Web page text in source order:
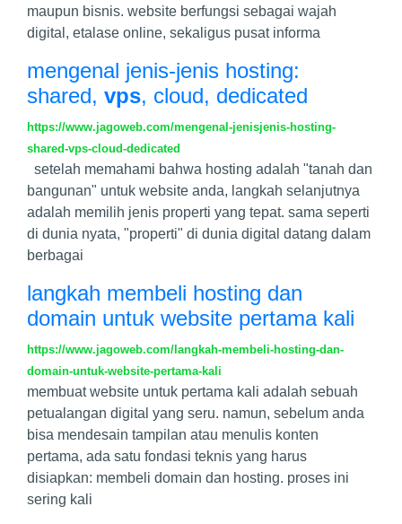
maupun bisnis. website berfungsi sebagai wajah
digital, etalase online, sekaligus pusat informa
mengenal jenis-jenis hosting:
shared, vps, cloud, dedicated
https://www.jagoweb.com/mengenal-jenisjenis-hosting-
shared-vps-cloud-dedicated
setelah memahami bahwa hosting adalah "tanah dan
bangunan" untuk website anda, langkah selanjutnya
adalah memilih jenis properti yang tepat. sama seperti
di dunia nyata, "properti" di dunia digital datang dalam
berbagai
langkah membeli hosting dan
domain untuk website pertama kali
https://www.jagoweb.com/langkah-membeli-hosting-dan-
domain-untuk-website-pertama-kali
membuat website untuk pertama kali adalah sebuah
petualangan digital yang seru. namun, sebelum anda
bisa mendesain tampilan atau menulis konten
pertama, ada satu fondasi teknis yang harus
disiapkan: membeli domain dan hosting. proses ini
sering kali